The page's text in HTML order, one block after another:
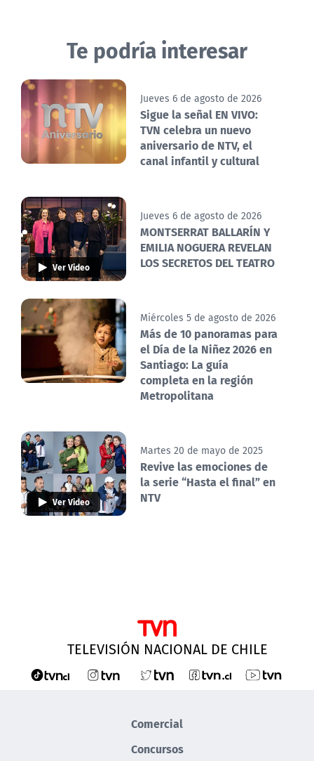
Te podría interesar
Jueves 6 de agosto de 2026
Sigue la señal EN VIVO:
TVN celebra un nuevo
aniversario de NTV, el
canal infantil y cultural
Ver Video
Jueves 6 de agosto de 2026
MONTSERRAT BALLARÍN Y
EMILIA NOGUERA REVELAN
LOS SECRETOS DEL TEATRO
Miércoles 5 de agosto de 2026
Más de 10 panoramas para
el Día de la Niñez 2026 en
Santiago: La guía
completa en la región
Metropolitana
Ver Video
Martes 20 de mayo de 2025
Revive las emociones de
la serie “Hasta el final” en
NTV
TELEVISIÓN NACIONAL DE CHILE
Comercial
Concursos